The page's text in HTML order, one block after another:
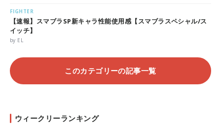
FIGHTER
【速報】スマブラSP新キャラ性能使用感【スマブラスペシャル/ス
イッチ】
by EL
このカテゴリーの記事一覧
ウィークリーランキング